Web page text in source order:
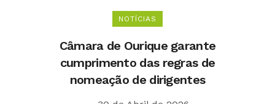
NOTÍCIAS
Câmara de Ourique garante
cumprimento das regras de
nomeação de dirigentes